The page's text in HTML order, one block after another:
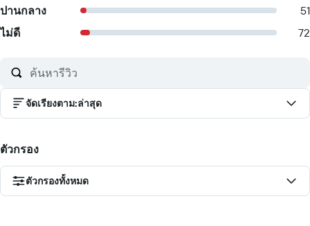
ปานกลาง
51
ไม่ดี
72
จัดเรียงตาม:ล่าสุด
ตัวกรอง
ตัวกรองทั้งหมด